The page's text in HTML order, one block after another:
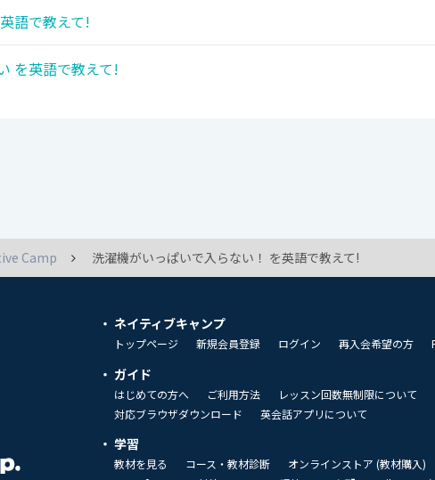
語で教えて!
を英語で教えて!
Camp 洗濯機がいっぱいで入らない！ を英語で教えて!
ネイティブキャンプ
トップページ 新規会員登録 ログイン 再入会希望の方
ガイド
はじめての方へ ご利用方法 レッスン回数無制限について
対応ブラウザダウンロード
英会話アプリについて
学習
教材を見る コース・教材診断 オンラインストア (教材購入)